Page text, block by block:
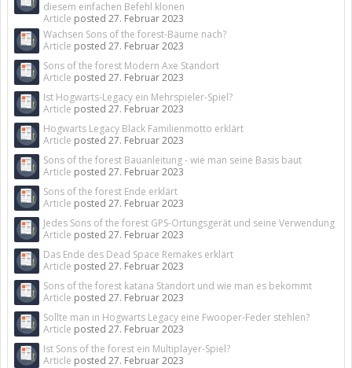
diesem einfachen Befehl klonen
Article posted 27. Februar 2023
Wachsen Sons of the forest-Bäume nach?
Article posted 27. Februar 2023
Sons of the forest Modern Axe Standort
Article posted 27. Februar 2023
Ist Hogwarts-Legacy ein Mehrspieler-Spiel?
Article posted 27. Februar 2023
Hogwarts Legacy Black Familienmotto erklärt
Article posted 27. Februar 2023
Sons of the forest Bauanleitung - wie man seine Basis baut
Article posted 27. Februar 2023
Sons of the forest Ende erklärt
Article posted 27. Februar 2023
Jedes Sons of the forest GPS-Ortungsgerät und seine Verwendung
Article posted 27. Februar 2023
Das Ende des Dead Space Remakes erklärt
Article posted 27. Februar 2023
Sons of the forest katana Standort und wie man es bekommt
Article posted 27. Februar 2023
Sollte man in Hogwarts Legacy eine Fwooper-Feder stehlen?
Article posted 27. Februar 2023
Ist Sons of the forest ein Multiplayer-Spiel?
Article posted 27. Februar 2023